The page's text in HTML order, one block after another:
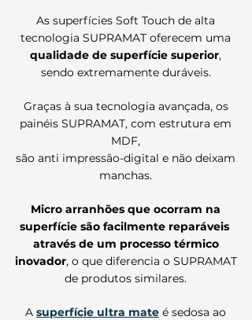
As superfícies Soft Touch de alta
tecnologia SUPRAMAT oferecem uma
qualidade de superfície superior,
sendo extremamente duráveis.
Graças à sua tecnologia avançada, os
painéis SUPRAMAT, com estrutura em
MDF,
são anti impressão-digital e não deixam
manchas.
Micro arranhões que ocorram na
superfície são facilmente reparáveis ​​
através de um processo térmico
inovador, o que diferencia o SUPRAMAT
de produtos similares.
A superfície ultra mate é sedosa ao